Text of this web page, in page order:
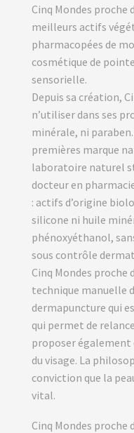
Cinq Mondes proche
meilleurs actifs
pharmacopées de
cosmétique de
sensorielle.
Depuis sa création,
n’utiliser dans ses
minérale, ni
premières marque
laboratoire naturel
docteur en
: actifs d’origine
silicone ni huile
phénoxyéthanol,
sous contrôle
Cinq Mondes proche
technique manuelle
dermapuncture qui
qui permet de
proposer
du visage. La
conviction que la
vital.
Cinq Mondes proche